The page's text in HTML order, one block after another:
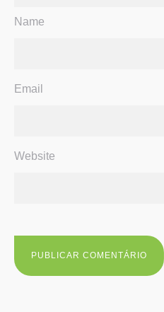
Name
Email
Website